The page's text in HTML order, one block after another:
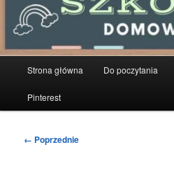
Strona główna Do poczytania
Pinterest
Nawigacja
← Poprzednie